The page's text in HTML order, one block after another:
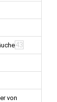
43
von